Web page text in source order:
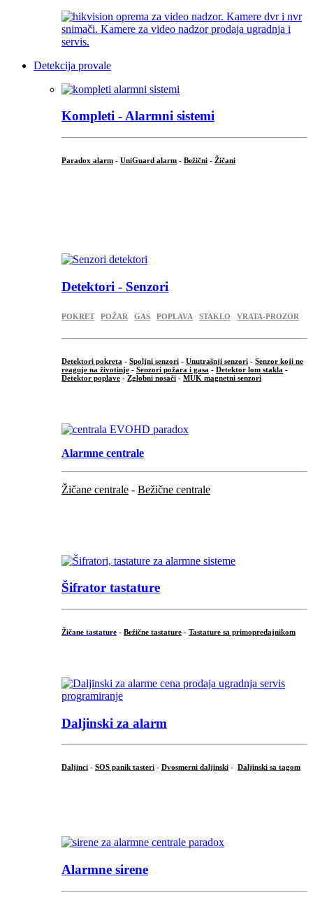
Detekcija provale
Kompleti - Alarmni sistemi
Paradox alarm - UniGuard alarm - Bežični - Žičani
Detektori - Senzori
POKRET POŽAR GAS POPLAVA STAKLO VRATA-PROZOR
Detektori pokreta - Spoljni senzori - Unutrašnji senzori - Senzor koji ne
reaguje na životinje - Senzori požara i gasa - Detektor lom stakla -
Detektor poplave - Zglobni nosači - MUK magnetni senzori
Alarmne centrale
Žičane centrale - Bežične centrale
Šifrator tastature
Žičane tastature - Bežične tastature - Tastature sa primopredajnikom
Daljinski za alarm
Daljinci - SOS panik tasteri - Dvosmerni daljinski - Daljinski sa tagom
Alarmne sirene